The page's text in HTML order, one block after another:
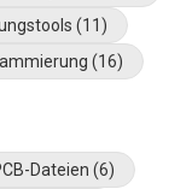
(11)
(16)
Dateien (6)